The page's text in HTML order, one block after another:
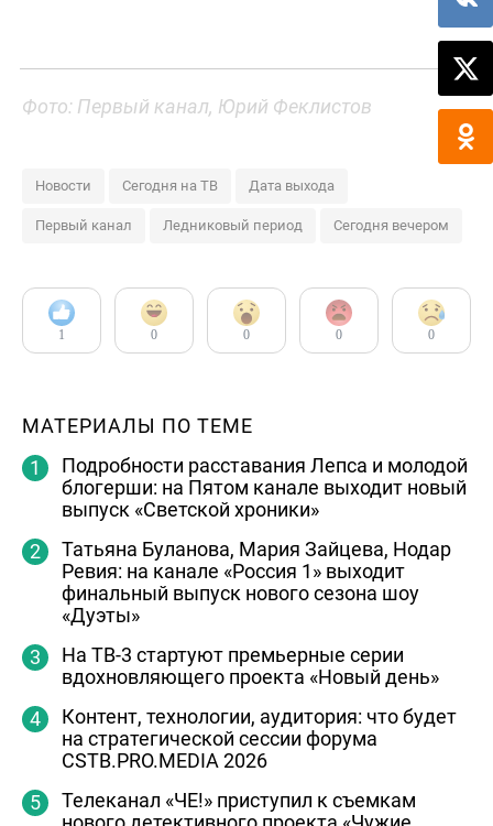
Фото: Первый канал, Юрий Феклистов
Новости Сегодня на ТВ Дата выхода
Первый канал Ледниковый период Сегодня вечером
1 0 0 0 0
МАТЕРИАЛЫ ПО ТЕМЕ
Подробности расставания Лепса и молодой
блогерши: на Пятом канале выходит новый
выпуск «Светской хроники»
Татьяна Буланова, Мария Зайцева, Нодар
Ревия: на канале «Россия 1» выходит
финальный выпуск нового сезона шоу
«Дуэты»
На ТВ-3 стартуют премьерные серии
вдохновляющего проекта «Новый день»
Контент, технологии, аудитория: что будет
на стратегической сессии форума
CSTB.PRO.MEDIA 2026
Телеканал «ЧЕ!» приступил к съемкам